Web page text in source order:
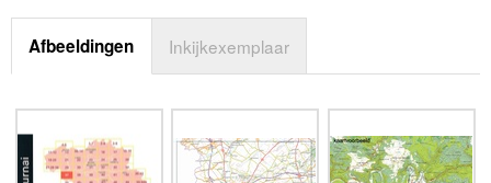
Afbeeldingen Inkijkexemplaar